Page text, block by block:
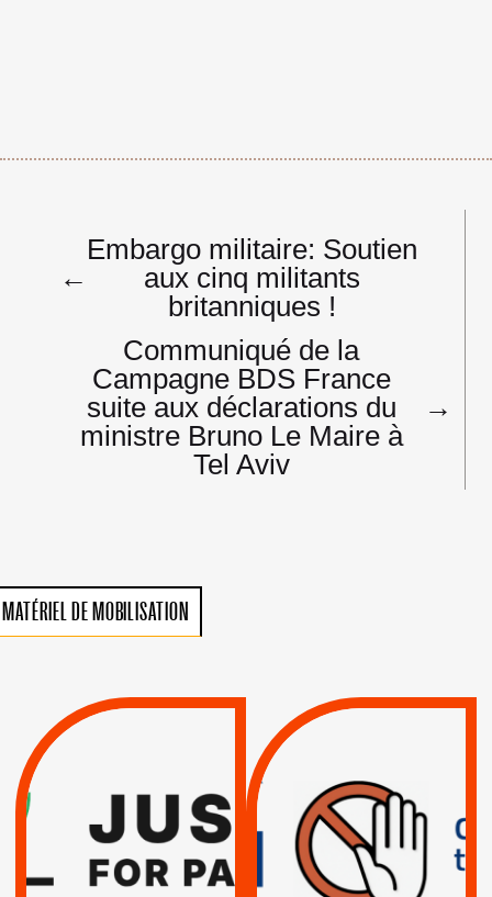
Navigation
l’article
←
Embargo militaire: Soutien
aux cinq militants
britanniques !
Communiqué de la
Campagne BDS France
suite aux déclarations du
ministre Bruno Le Maire à
Tel Aviv
→
MATÉRIEL DE MOBILISATION
VIOLATIONS DES
SUSPENSION
TOTALE DE
L’ACCORD
RESPECT DU DROIT
INTERNATIONAL ?
TRUMP, MACRON :
MÊME COMBAT
| Actus |